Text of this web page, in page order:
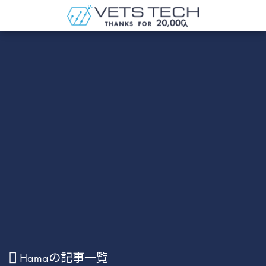
Hamaの記事一覧